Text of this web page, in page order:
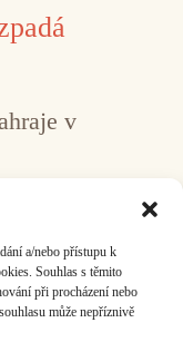
a/nebo přístupu k
Souhlas s těmito
při procházení nebo
může nepříznivě
v
517